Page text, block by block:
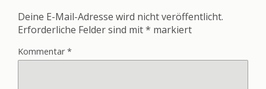
Deine E-Mail-Adresse wird nicht veröffentlicht.
Erforderliche Felder sind mit* markiert
Kommentar*